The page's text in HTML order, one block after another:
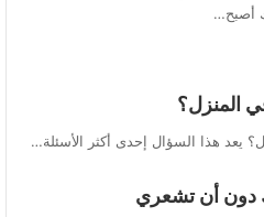
أصبح…
المنزل؟
هذا السؤال إحدى أكثر الأسئلة…
دون أن تشعري